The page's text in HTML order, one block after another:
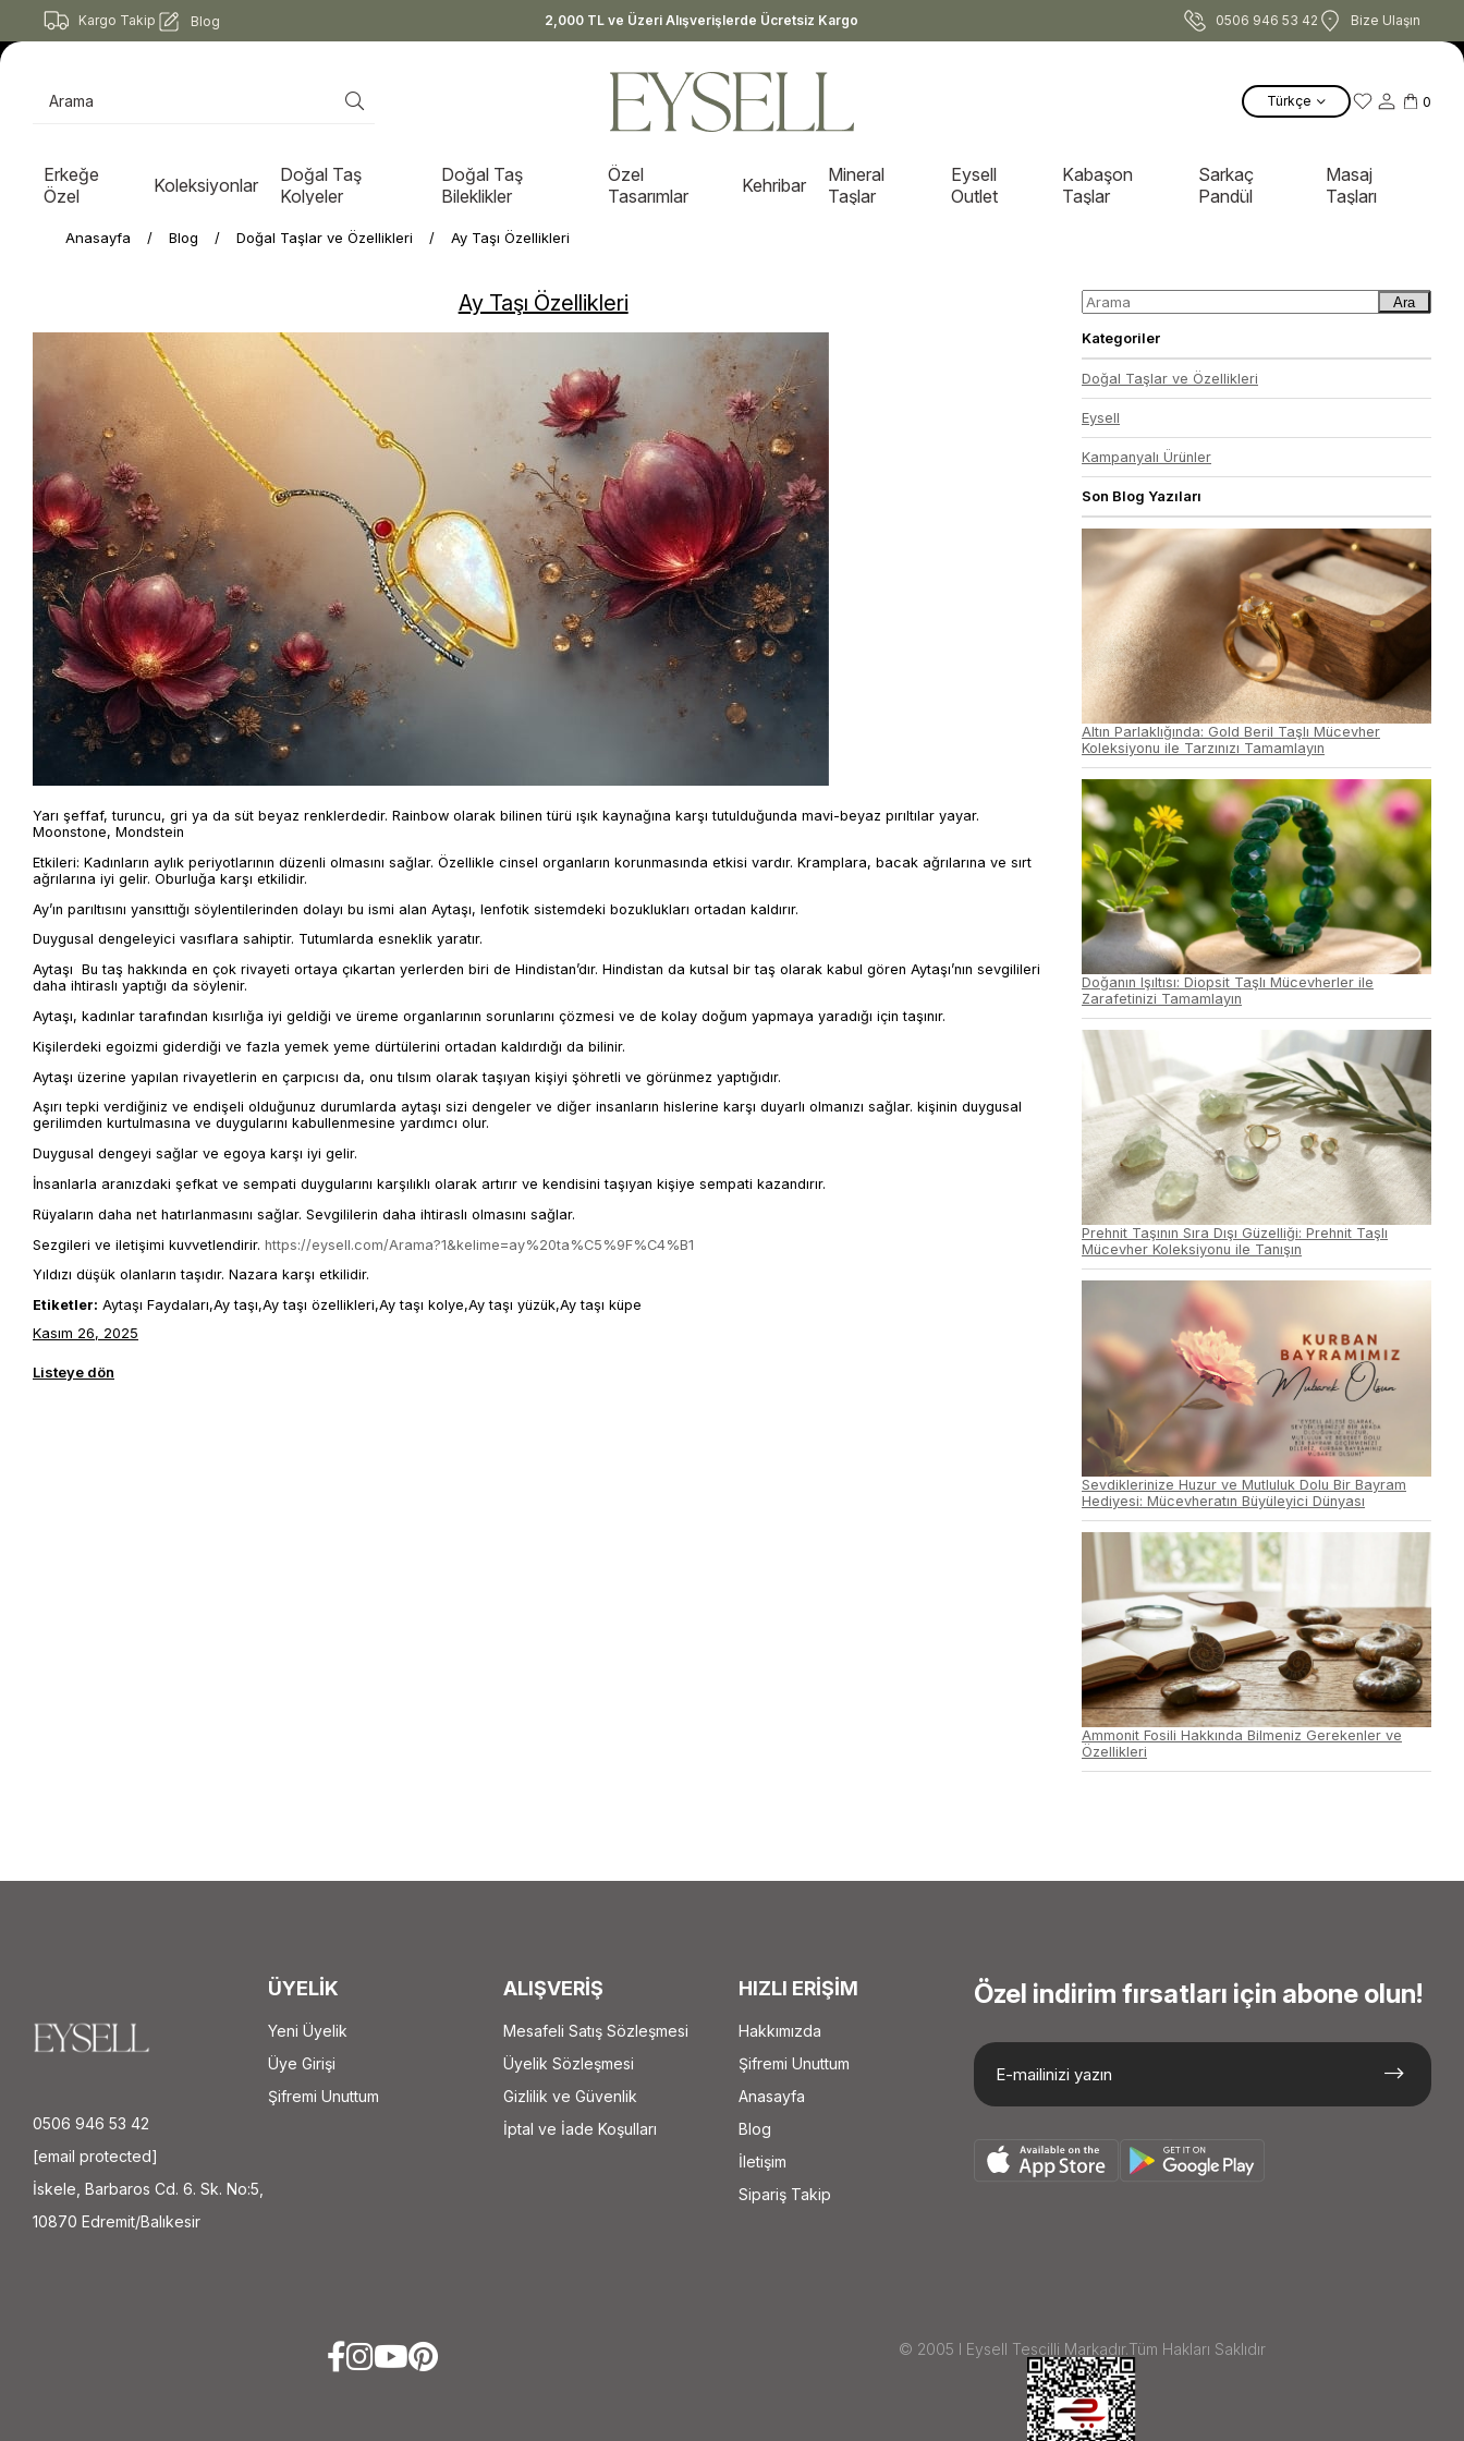
Kargo Takip Blog 2,000 TL ve Üzeri Alışverişlerde Ücretsiz Kargo 0506 946 53 42 Bize Ulaşın
Türkçe 0
Erkeğe
Özel
Koleksiyonlar
Doğal Taş
Kolyeler
Doğal Taş
Bileklikler
Özel
Tasarımlar
Kehribar
Mineral
Taşlar
Eysell
Outlet
Kabaşon
Taşlar
Sarkaç
Pandül
Masaj
Taşları
Anasayfa Blog Doğal Taşlar ve Özellikleri Ay Taşı Özellikleri
Ay Taşı Özellikleri
Yarı şeffaf, turuncu, gri ya da süt beyaz renklerdedir. Rainbow olarak bilinen türü ışık kaynağına karşı tutulduğunda mavi-beyaz pırıltılar yayar.
Moonstone, Mondstein
Etkileri: Kadınların aylık periyotlarının düzenli olmasını sağlar. Özellikle cinsel organların korunmasında etkisi vardır. Kramplara, bacak ağrılarına ve sırt
ağrılarına iyi gelir. Oburluğa karşı etkilidir.
Ay’ın parıltısını yansıttığı söylentilerinden dolayı bu ismi alan Aytaşı, lenfotik sistemdeki bozuklukları ortadan kaldırır.
Duygusal dengeleyici vasıflara sahiptir. Tutumlarda esneklik yaratır.
Aytaşı Bu taş hakkında en çok rivayeti ortaya çıkartan yerlerden biri de Hindistan’dır. Hindistan da kutsal bir taş olarak kabul gören Aytaşı’nın sevgilileri
daha ihtiraslı yaptığı da söylenir.
Aytaşı, kadınlar tarafından kısırlığa iyi geldiği ve üreme organlarının sorunlarını çözmesi ve de kolay doğum yapmaya yaradığı için taşınır.
Kişilerdeki egoizmi giderdiği ve fazla yemek yeme dürtülerini ortadan kaldırdığı da bilinir.
Aytaşı üzerine yapılan rivayetlerin en çarpıcısı da, onu tılsım olarak taşıyan kişiyi şöhretli ve görünmez yaptığıdır.
Aşırı tepki verdiğiniz ve endişeli olduğunuz durumlarda aytaşı sizi dengeler ve diğer insanların hislerine karşı duyarlı olmanızı sağlar. kişinin duygusal
gerilimden kurtulmasına ve duygularını kabullenmesine yardımcı olur.
Duygusal dengeyi sağlar ve egoya karşı iyi gelir.
İnsanlarla aranızdaki şefkat ve sempati duygularını karşılıklı olarak artırır ve kendisini taşıyan kişiye sempati kazandırır.
Rüyaların daha net hatırlanmasını sağlar. Sevgililerin daha ihtiraslı olmasını sağlar.
Sezgileri ve iletişimi kuvvetlendirir. https://eysell.com/Arama?1&kelime=ay%20ta%C5%9F%C4%B1
Yıldızı düşük olanların taşıdır. Nazara karşı etkilidir.
Etiketler: Aytaşı Faydaları,Ay taşı,Ay taşı özellikleri,Ay taşı kolye,Ay taşı yüzük,Ay taşı küpe
Kasım 26, 2025
Listeye dön
Ara
Kategoriler
Doğal Taşlar ve Özellikleri
Eysell
Kampanyalı Ürünler
Son Blog Yazıları
Altın Parlaklığında: Gold Beril Taşlı Mücevher
Koleksiyonu ile Tarzınızı Tamamlayın
Doğanın Işıltısı: Diopsit Taşlı Mücevherler ile
Zarafetinizi Tamamlayın
Prehnit Taşının Sıra Dışı Güzelliği: Prehnit Taşlı
Mücevher Koleksiyonu ile Tanışın
Sevdiklerinize Huzur ve Mutluluk Dolu Bir Bayram
Hediyesi: Mücevheratın Büyüleyici Dünyası
Ammonit Fosili Hakkında Bilmeniz Gerekenler ve
Özellikleri
0506 946 53 42
[email protected]
İskele, Barbaros Cd. 6. Sk. No:5,
10870 Edremit/Balıkesir
ÜYELİK
Yeni Üyelik
Üye Girişi
Şifremi Unuttum
ALIŞVERİŞ
Mesafeli Satış Sözleşmesi
Üyelik Sözleşmesi
Gizlilik ve Güvenlik
İptal ve İade Koşulları
HIZLI ERİŞİM
Hakkımızda
Şifremi Unuttum
Anasayfa
Blog
İletişim
Sipariş Takip
Özel indirim fırsatları için abone olun!
© 2005 I Eysell Tescilli Markadır.Tüm Hakları Saklıdır